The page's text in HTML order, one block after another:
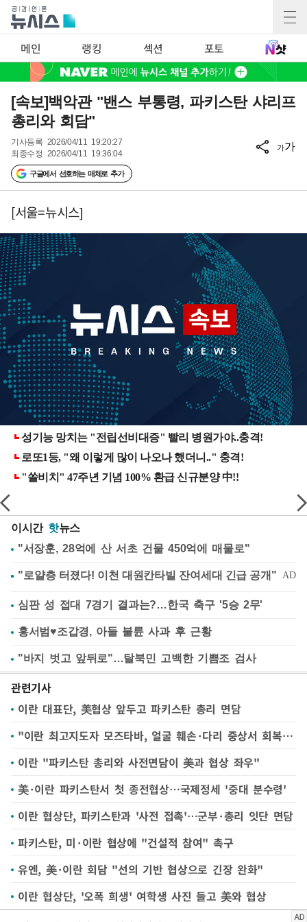
메인 랭킹 섹션 포토
[속보]백악관 "밴스 부통령, 파키스탄 샤리프
총리와 회담"
기사등록 2026/04/11 19:20:27
최종수정 2026/04/11 19:36:04
구글에서 선호하는 매체로 추가
가가
[서울=뉴시스]
이시간 핫뉴스
"서장훈, 28억에 산 서초 건물 450억에 매물로"
심판 성 접대 7경기 결과는?…한국 축구 '5승 2무'
홍서범♥조갑경, 아들 불륜 사과 후 근황
"바지 벗고 앞뒤로"…탈북민 고백한 기쁨조 검사
관련기사
이란 대표단, 美협상 앞두고 파키스탄 총리 면담
"이란 최고지도자 모즈타바, 얼굴 훼손·다리 중상서 회복 중"
이란 "파키스탄 총리와 사전면담이 美과 협상 좌우"
美·이란 파키스탄서 첫 종전협상…국제정세 '중대 분수령'
이란 협상단, 파키스탄과 '사전 접촉'…군부·총리 잇단 면담
파키스탄, 미·이란 협상에 "건설적 참여" 촉구
유엔, 美·이란 회담 "선의 기반 협상으로 긴장 완화"
이란 협상단, '오폭 희생' 여학생 사진 들고 美와 협상